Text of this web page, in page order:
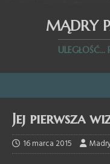
MĄDRY
ULEGŁOŚĆ...
Jej pierwsza
16 marca 2015